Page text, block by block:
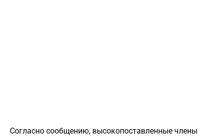
Согласно сообщению, высокопоставленные члены